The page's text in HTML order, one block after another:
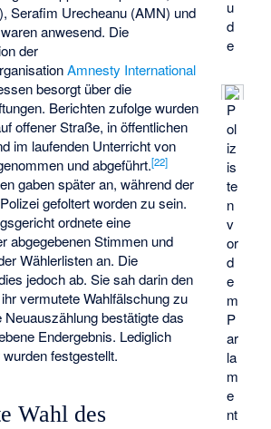
u
d
e
P
ol
iz
is
te
n
v
or
d
e
m
P
ar
la
m
e
nt
Serafim Urecheanu (AMN) und
anwesend. Die
der
Amnesty International
besorgt über die
Berichten zufolge wurden
offener Straße, in öffentlichen
im laufenden Unterricht von
und abgeführt.[22]
gaben später an, während der
gefoltert worden zu sein.
ordnete eine
abgegebenen Stimmen und
Wählerlisten an. Die
jedoch ab. Sie sah darin den
vermutete Wahlfälschung zu
Neuauszählung bestätigte das
Endergebnis. Lediglich
festgestellt.
Wahl des